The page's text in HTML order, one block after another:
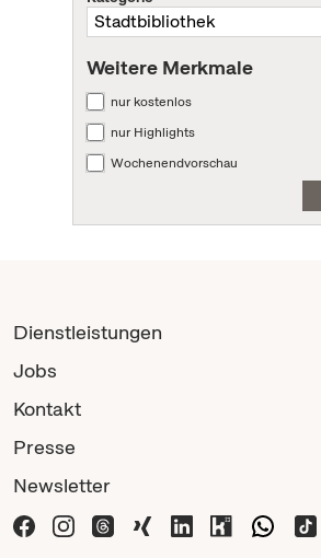
Weitere Merkmale
nur kostenlos
nur Highlights
Wochenendvorschau
Dienstleistungen
Jobs
Kontakt
Presse
Newsletter